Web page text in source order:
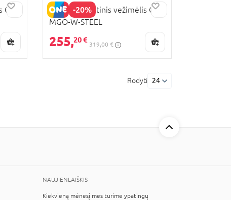
-20%
MUUVO sportinis vežimėlis GO,
MGO-W-STEEL
255,20 €
319,00 €
Rodyti 24
NAUJIENLAIŠKIS
Kiekvieną mėnesį mes turime ypatingų